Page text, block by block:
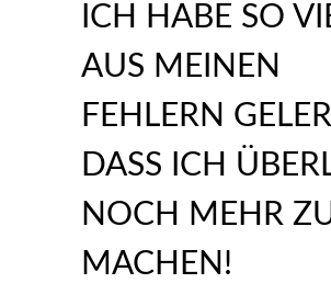
ICH HABE SO
AUS MEINEN
FEHLERN
DASS ICH
NOCH MEHR
MACHEN!